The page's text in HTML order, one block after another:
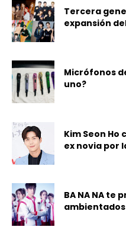
Tercera
expansión
Micrófonos
uno?
Kim Seon Ho
ex novia por
BA NA NA te